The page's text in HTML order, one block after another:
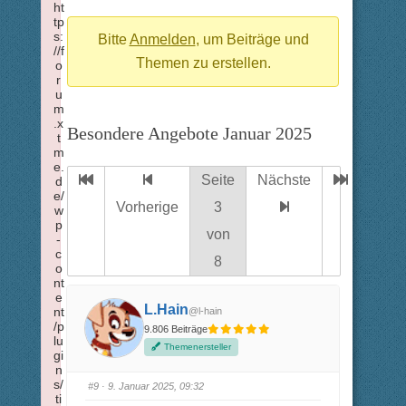
hier:
BitteAnmelden, um Beiträge und
Themen zu erstellen.
Besondere Angebote Januar 2025
Vorherige
Seite
3
von
8
Nächste
L.Hain@l-hain
9.806 Beiträge
Themenersteller
#9 · 9. Januar 2025, 09:32
ht
tp
s:
//f
o
r
u
m
.x
t
m
e.
d
e/
w
p
-
c
o
nt
e
nt
/p
lu
gi
n
s/
ti